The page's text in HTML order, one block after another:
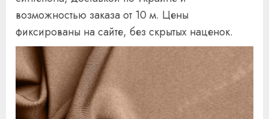
возможностью заказа от 10 м. Цены
фиксированы на сайте, без скрытых наценок.